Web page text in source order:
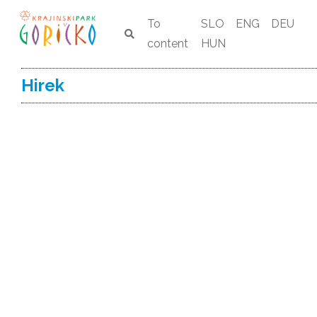
To
content
SLO ENG
DEU
HUN
Hirek